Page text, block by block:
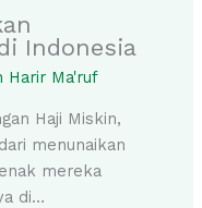
Indonesia
Harir Ma'ruf
Haji Miskin,
menunaikan
mereka
di…